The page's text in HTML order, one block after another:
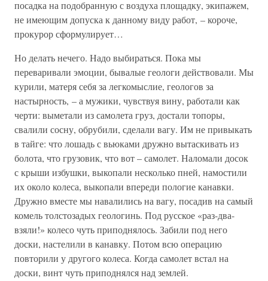
посадка на подобранную с воздуха площадку, экипажем,
не имеющим допуска к данному виду работ, – короче,
прокурор сформулирует…
Но делать нечего. Надо выбираться. Пока мы
переваривали эмоции, бывалые геологи действовали. Мы
курили, матеря себя за легкомыслие, геологов за
настырность, – а мужики, чувствуя вину, работали как
черти: выметали из самолета груз, достали топоры,
свалили сосну, обрубили, сделали вагу. Им не привыкать
в тайге: что лошадь с вьюками дружно вытаскивать из
болота, что грузовик, что вот – самолет. Наломали досок
с крыши избушки, выкопали несколько пней, намостили
их около колеса, выкопали впереди пологие канавки.
Дружно вместе мы навалились на вагу, посадив на самый
комель толстозадых геологинь. Под русское «раз-два-
взяли!» колесо чуть приподнялось. Забили под него
доски, настелили в канавку. Потом всю операцию
повторили у другого колеса. Когда самолет встал на
доски, винт чуть приподнялся над землей.